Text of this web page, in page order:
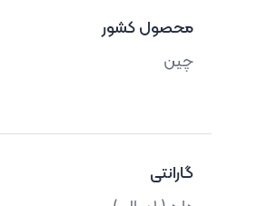
محصول کشور
چین
گارانتی